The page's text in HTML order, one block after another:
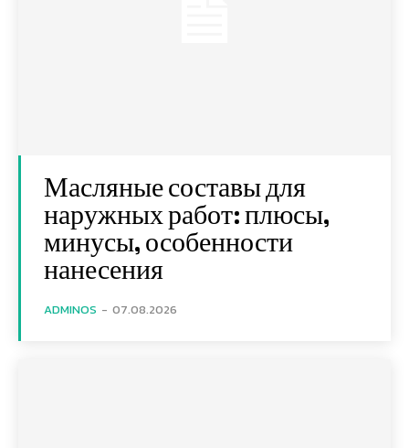
Масляные составы для
наружных работ: плюсы,
минусы, особенности
нанесения
ADMINOS - 07.08.2026